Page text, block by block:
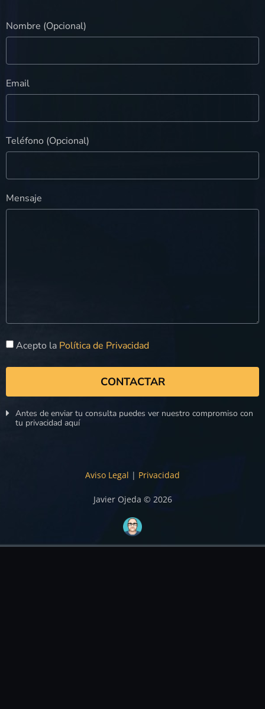
Nombre (Opcional)
Email
Teléfono (Opcional)
Mensaje
Acepto la Política de Privacidad
CONTACTAR
Antes de enviar tu consulta puedes ver nuestro compromiso con
tu privacidad aquí
Aviso Legal | Privacidad
Javier Ojeda © 2026